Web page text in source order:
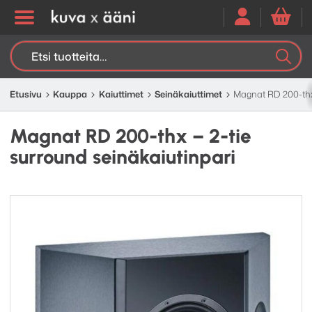
Etsi:
Etusivu Kauppa Kaiuttimet Seinäkaiuttimet Magnat RD 200-
Magnat RD 200-thx – 2-tie
surround seinäkaiutinpari